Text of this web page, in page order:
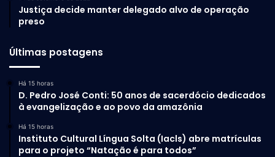
Justiça decide manter delegado alvo de operação
preso
Últimas postagens
Há 15 horas
D. Pedro José Conti: 50 anos de sacerdócio dedicados
à evangelização e ao povo da amazônia
Há 15 horas
Instituto Cultural Língua Solta (Iacls) abre matrículas
para o projeto “Natação é para todos”